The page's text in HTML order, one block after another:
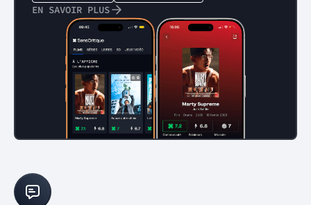
EN SAVOIR PLUS